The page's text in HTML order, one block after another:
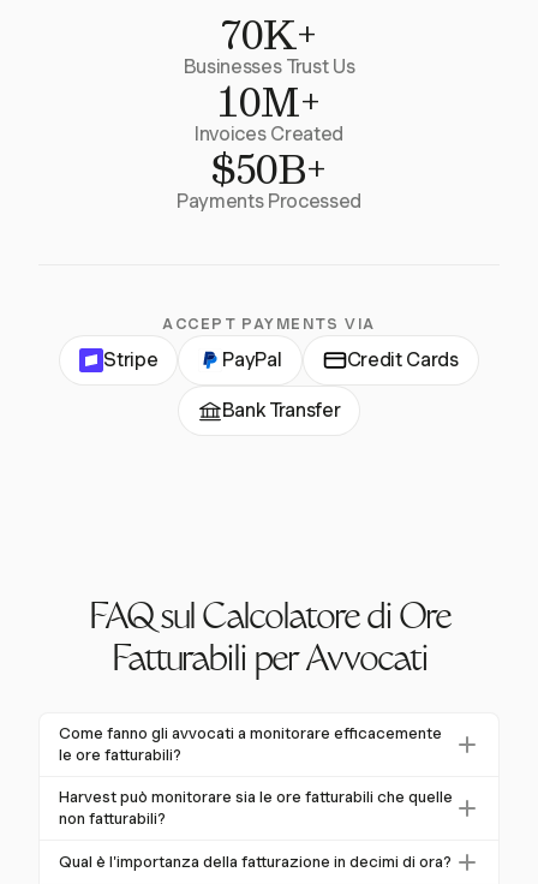
70K+
Businesses Trust Us
10M+
Invoices Created
$50B+
Payments Processed
ACCEPT PAYMENTS VIA
Stripe PayPal Credit Cards
Bank Transfer
FAQ sul Calcolatore di Ore
Fatturabili per Avvocati
Come fanno gli avvocati a monitorare efficacemente
le ore fatturabili?
Gli avvocati monitorano efficacemente le ore
fatturabili utilizzando strumenti come Harvest, che
manuale. Questo garantisce la cattura accurata di
Harvest può monitorare sia le ore fatturabili che quelle
non fatturabili?
Sì, Harvest consente agli studi legali di monitorare sia
Qual è l'importanza della fatturazione in decimi di ora?